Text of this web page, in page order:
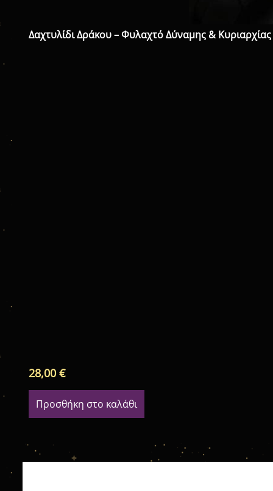
Δαχτυλίδι Δράκου – Φυλαχτό Δύναμης & Κυριαρχίας
28,00€
Προσθήκη στο καλάθι